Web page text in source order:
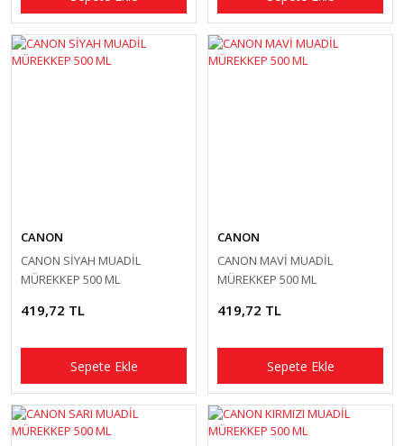
CANON
CANON SİYAH MUADİL
MÜREKKEP 500 ML
419,72 TL
Sepete Ekle
CANON
CANON MAVİ MUADİL
MÜREKKEP 500 ML
419,72 TL
Sepete Ekle